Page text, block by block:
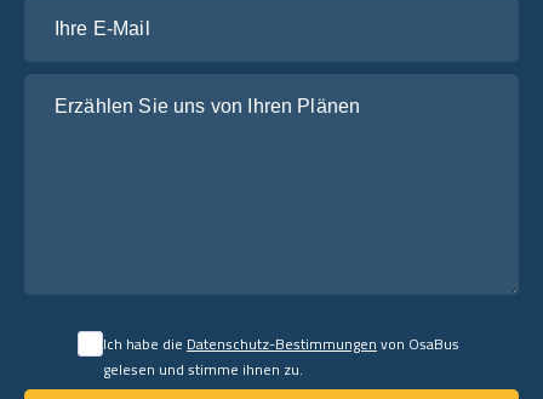
Ich habe dieDatenschutz-Bestimmungenvon OsaBus
gelesen und stimme ihnen zu.